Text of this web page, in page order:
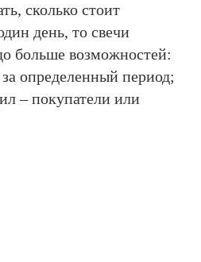
сколько стоит
день, то свечи
больше возможностей:
определенный период;
– покупатели или